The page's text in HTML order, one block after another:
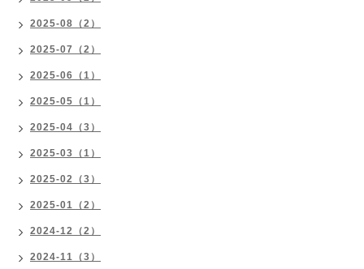
2025-08（2）
2025-07（2）
2025-06（1）
2025-05（1）
2025-04（3）
2025-03（1）
2025-02（3）
2025-01（2）
2024-12（2）
2024-11（3）